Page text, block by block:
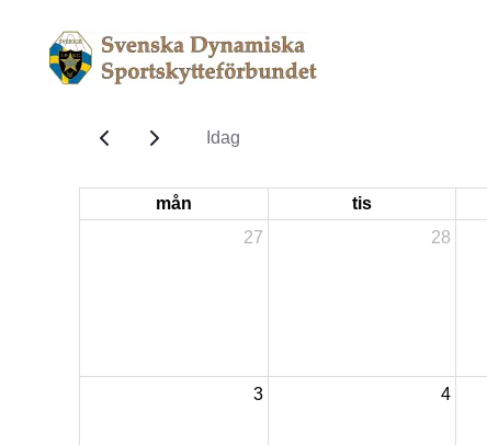
Idag
mån tis
27
28
3 4